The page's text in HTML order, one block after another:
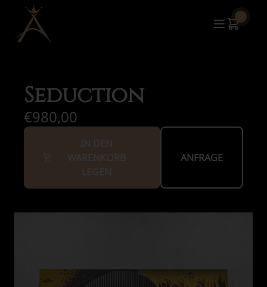
Seduction
€980,00
ANFRAGE